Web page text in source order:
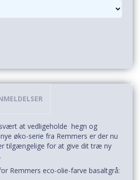
at vedligeholde hegn og
øko-serie fra Remmers er der nu
tilgængelige for at give dit træ ny
Remmers eco-olie-farve basaltgrå: